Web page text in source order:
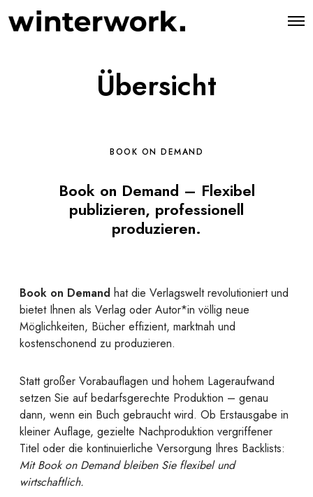
O
Übersicht
BOOK ON DEMAND
Book on Demand – Flexibel
publizieren, professionell
produzieren.
Book on Demand hat die Verlagswelt revolutioniert und
bietet Ihnen als Verlag oder Autor*in völlig neue
Möglichkeiten, Bücher effizient, marktnah und
kostenschonend zu produzieren.
Statt großer Vorabauflagen und hohem Lageraufwand
setzen Sie auf bedarfsgerechte Produktion – genau
dann, wenn ein Buch gebraucht wird. Ob Erstausgabe in
kleiner Auflage, gezielte Nachproduktion vergriffener
Titel oder die kontinuierliche Versorgung Ihres Backlists:
Mit Book on Demand bleiben Sie flexibel und
wirtschaftlich.